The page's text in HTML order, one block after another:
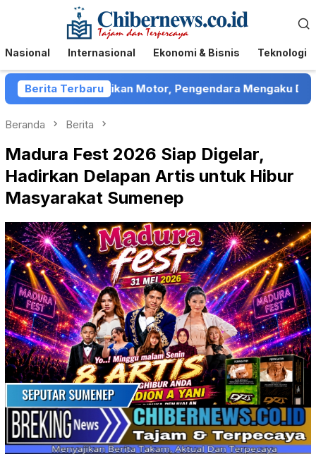
Menu
Mobile
Nasional Internasional Ekonomi & Bisnis Teknologi
Berita Terbaru
Motor, Pengendara Mengaku Ditelantarkan
Beranda Berita
Madura Fest 2026 Siap Digelar,
Hadirkan Delapan Artis untuk Hibur
Masyarakat Sumenep